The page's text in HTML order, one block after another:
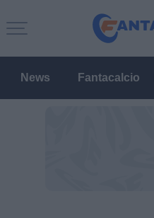
News Fantacalcio